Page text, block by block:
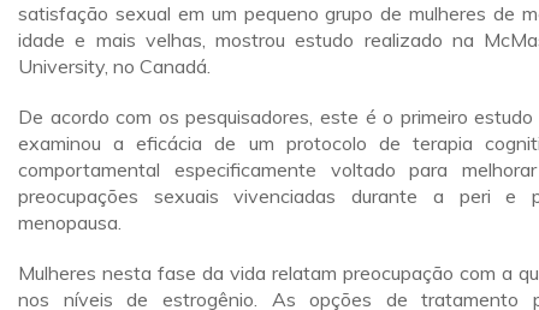
satisfação sexual em um pequeno grupo de mulheres de
idade e mais velhas, mostrou estudo realizado na
University, no Canadá.
De acordo com os pesquisadores, este é o primeiro estudo
examinou a eficácia de um protocolo de terapia
comportamental especificamente voltado para
preocupações sexuais vivenciadas durante a peri e
menopausa.
Mulheres nesta fase da vida relatam preocupação com a
nos níveis de estrogênio. As opções de tratamento